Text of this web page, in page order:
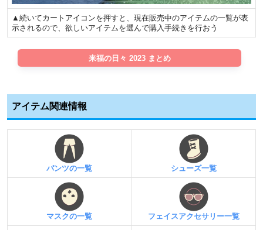
▲続いてカートアイコンを押すと、現在販売中のアイテムの一覧が表
示されるので、欲しいアイテムを選んで購入手続きを行おう
来福の日々 2023 まとめ
アイテム関連情報
パンツの一覧 シューズ一覧
マスクの一覧 フェイスアクセサリー一覧